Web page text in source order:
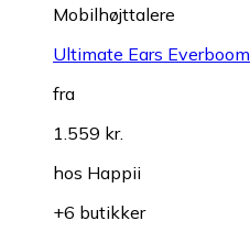
Mobilhøjttalere
Ultimate Ears Everboom
fra
1.559 kr.
hos Happii
+6 butikker